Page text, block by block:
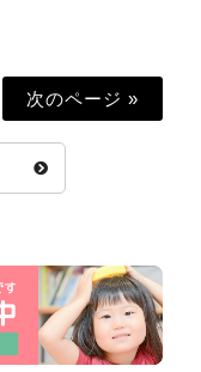
次のページ »